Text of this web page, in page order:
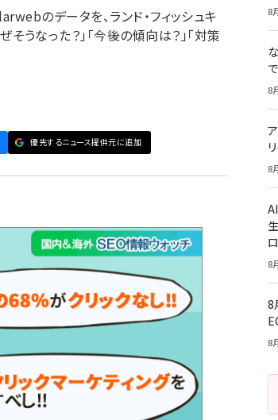
のデータを、ランド・フィッシュキ
うなった？」「今後の傾向は？」「対策
優先するニュース提供元に追加
8
8
8
8
8
8